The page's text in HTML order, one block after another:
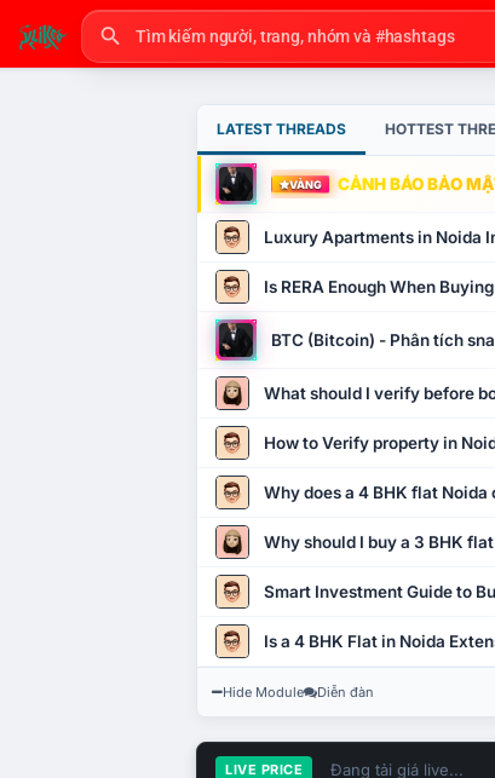
LATEST THREADS HOTTEST
VÀNG CẢNH BÁO BẢO
Luxury Apartments in Noida
Is RERA Enough When
BTC (Bitcoin) - Phân tích
What should I verify before
How to Verify property in
Why does a 4 BHK flat
Why should I buy a 3 BHK
Smart Investment Guide to
Is a 4 BHK Flat in Noida
Hide Module Diễn đàn
LIVE PRICE Đang tải giá live...